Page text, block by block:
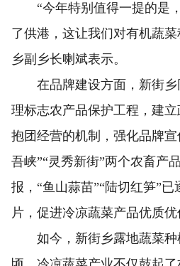
“今年特别值得一提的是
了供港，这让我们对有机蔬
乡副乡长喇斌表示。
在品牌建设方面，新街乡
理标志农产品保护工程，建立
抱团经营的机制，强化品牌
吾峡”“灵秀新街”两个农畜产
报，“鱼山蒜苗”“陆切红笋”
片，促进冷凉蔬菜产品优质优
如今，新街乡露地蔬菜种